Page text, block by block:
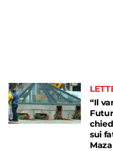
“Il
sui